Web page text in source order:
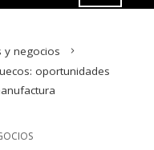
y negocios
oportunidades